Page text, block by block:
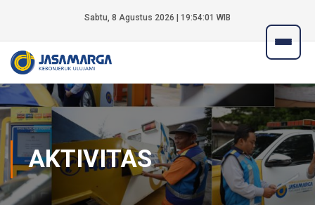
Sabtu, 8 Agustus 2026 | 19:54:01 WIB
AKTIVITAS